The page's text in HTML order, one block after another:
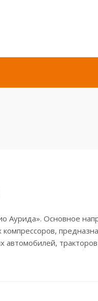
Аурида». Основное
автомобилей,